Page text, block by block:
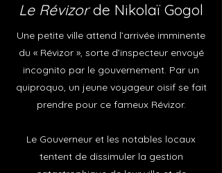
Le Révizorde Nikolaï Gogol
Une petite ville attend l’arrivée imminente
du « Révizor », sorte d’inspecteur envoyé
incognito par le gouvernement. Par un
quiproquo, un jeune voyageur oisif se fait
prendre pour ce fameux Révizor.
Le Gouverneur et les notables locaux
tentent de dissimuler la gestion